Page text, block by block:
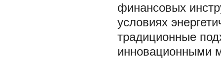
финансовых
условиях
традиционные
инновационными